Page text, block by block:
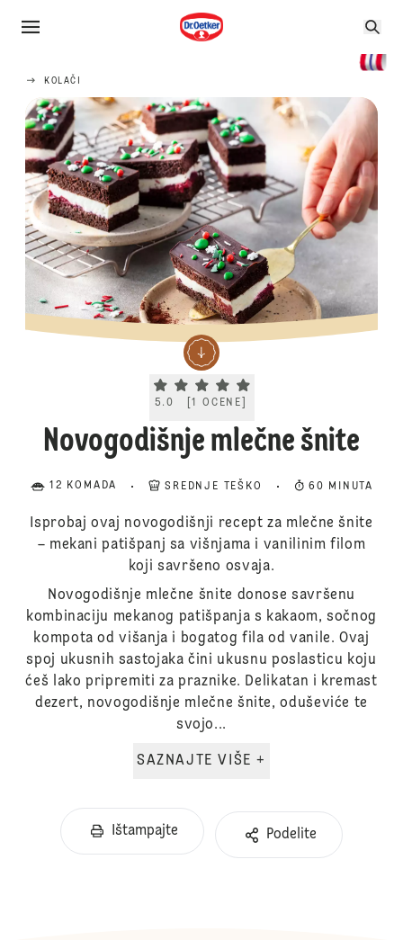
KOLAČI
Current rating 5.0. Click to rate.
5.0 [1 OCENE
Novogodišnje mlečne šnite
12 KOMADA SREDNJE TEŠKO 60 MINUTA
Isprobaj ovaj novogodišnji recept za mlečne šnite
– mekani patišpanj sa višnjama i vanilinim filom
koji savršeno osvaja.
Novogodišnje mlečne šnite donose savršenu
kombinaciju mekanog patišpanja s kakaom, sočnog
kompota od višanja i bogatog fila od vanile. Ovaj
spoj ukusnih sastojaka čini ukusnu poslasticu koju
ćeš lako pripremiti za praznike. Delikatan i kremast
dezert, novogodišnje mlečne šnite, oduševiće te
svojo...
SAZNAJTE VIŠE +
Ištampajte Podelite